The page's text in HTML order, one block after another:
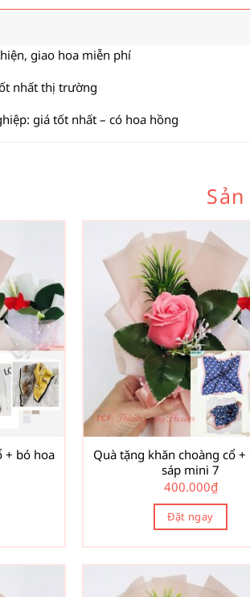
giao hoa miễn phí
nhất thị trường
giá tốt nhất – có hoa hồng
+ bó hoa
Quà tặng khăn choàng cổ +
sáp mini 7
400.000₫
Đặt ngay